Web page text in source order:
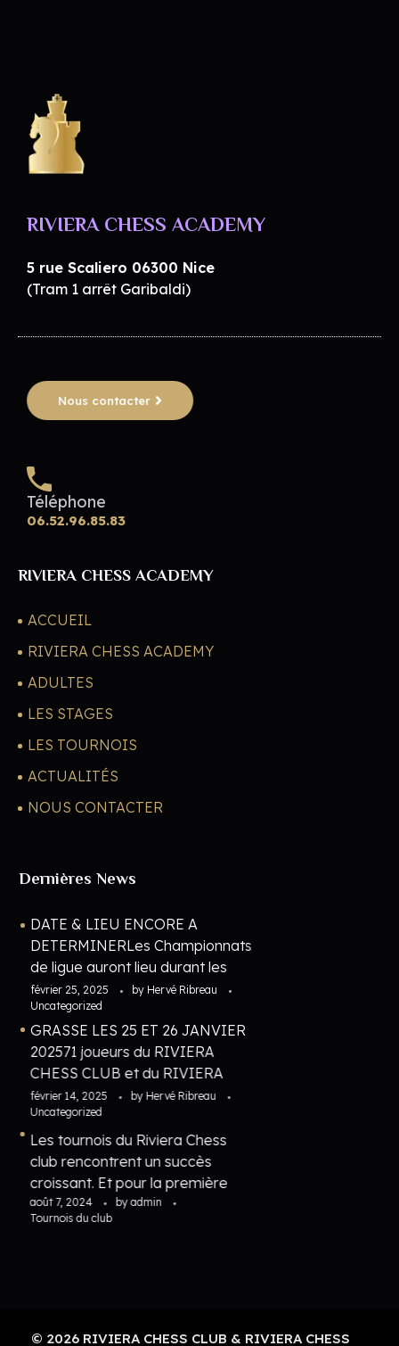
RIVIERA CHESS ACADEMY
5 rue Scaliero 06300 Nice
(Tram 1 arrêt Garibaldi)
Nous contacter
Téléphone
06.52.96.85.83
RIVIERA CHESS ACADEMY
ACCUEIL
RIVIERA CHESS ACADEMY
ADULTES
LES STAGES
LES TOURNOIS
ACTUALITÉS
NOUS CONTACTER
Dernières News
février 25, 2025 by Hervé Ribreau
Uncategorized
DATE & LIEU ENCORE A
DETERMINERLes Championnats
de ligue auront lieu durant les
vacances de février 2027. Les
dates exactes ainsi que le l ...
février 14, 2025 by Hervé Ribreau
Uncategorized
GRASSE LES 25 ET 26 JANVIER
202571 joueurs du RIVIERA
CHESS CLUB et du RIVIERA
CHESS ACADEMY ont participé
aux championnats
départementaux les 2 ...
août 7, 2024 by admin
Tournois du club
Les tournois du Riviera Chess
club rencontrent un succès
croissant. Et pour la première
fois, nous dépassons la barre des
100 participants: 31 dans le
© 2026 RIVIERA CHESS CLUB & RIVIERA CHESS